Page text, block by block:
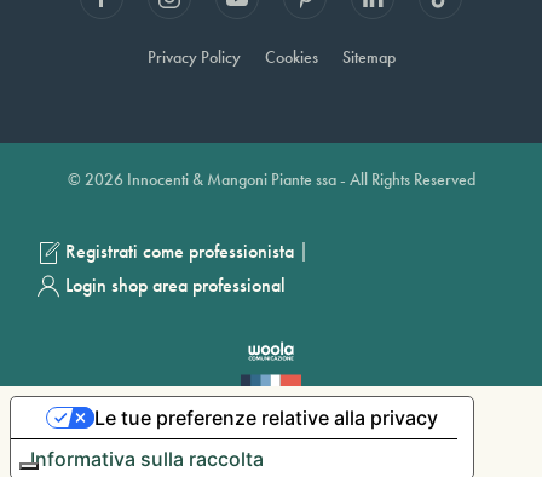
Privacy Policy Cookies Sitemap
© 2026 Innocenti & Mangoni Piante ssa - All Rights Reserved
Registrati come professionista |
Login shop area professional
Informativa sulla raccolta
Le tue preferenze relative alla privacy